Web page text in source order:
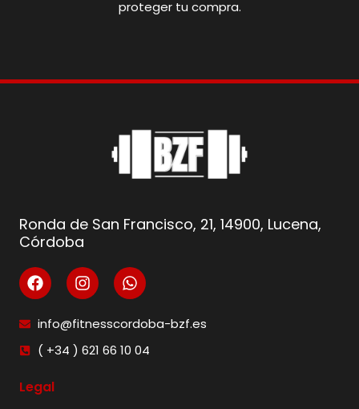
proteger tu compra.
Ronda de San Francisco, 21, 14900, Lucena,
Córdoba
info@fitnesscordoba-bzf.es
( +34 ) 621 66 10 04
Legal